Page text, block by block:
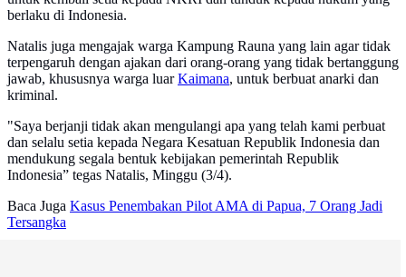
berlaku di Indonesia.
Natalis juga mengajak warga Kampung Rauna yang lain agar tidak
terpengaruh dengan ajakan dari orang-orang yang tidak bertanggung
jawab, khususnya warga luarKaimana, untuk berbuat anarki dan
kriminal.
"Saya berjanji tidak akan mengulangi apa yang telah kami perbuat
dan selalu setia kepada Negara Kesatuan Republik Indonesia dan
mendukung segala bentuk kebijakan pemerintah Republik
Indonesia” tegas Natalis, Minggu (3/4).
Baca Juga Kasus Penembakan Pilot AMA di Papua, 7 Orang Jadi
Tersangka